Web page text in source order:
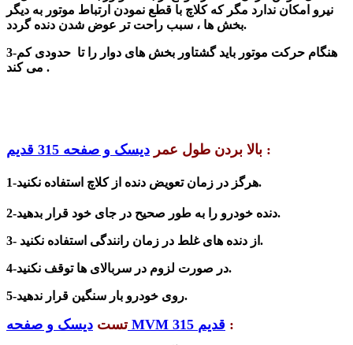
نیرو امکان ندارد مگر که کلاچ با قطع نمودن ارتباط موتور به دیگر
بخش ها ، سبب راحت تر عوض شدن دنده گردد.
3-هنگام حرکت موتور باید گشتاور بخش های دوار را تا حدودی کم
می کند .
بالا بردن طول عمر دیسک و صفحه 315 قدیم :
1-هرگز در زمان تعویض دنده از کلاچ استفاده نکنید.
2-دنده خودرو را به طور صحیح در جای خود قرار بدهید.
3- از دنده های غلط در زمان رانندگی استفاده نکنید.
4-در صورت لزوم در سربالای ها توقف نکنید.
5-روی خودرو بار سنگین قرار ندهید.
تست دیسک و صفحه MVM 315 قدیم :